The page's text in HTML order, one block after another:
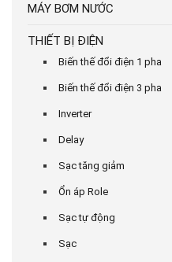
MÁY BƠM NƯỚC
THIẾT BỊ ĐIỆN
Biến thế đổi điện 1 pha
Biến thế đổi điện 3 pha
Inverter
Delay
Sạc tăng giảm
Ổn áp Role
Sạc tự động
Sạc